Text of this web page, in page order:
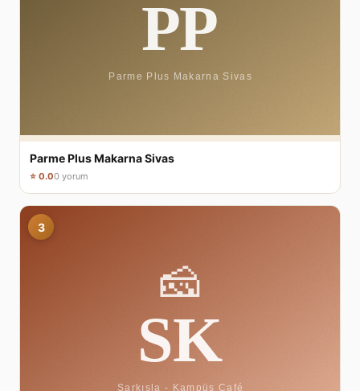
Parme Plus Makarna Sivas
⭐ 0.00 yorum
3